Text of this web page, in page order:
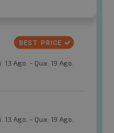
Ago. - Qua. 19 Ago.
Ago. - Qua. 19 Ago.